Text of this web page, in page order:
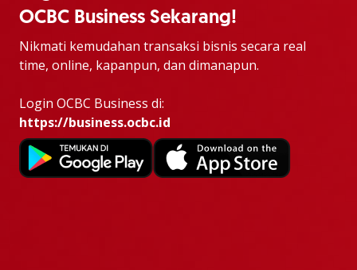
OCBC Business Sekarang!
Nikmati kemudahan transaksi bisnis secara real
time, online, kapanpun, dan dimanapun.
Login OCBC Business di:
https://business.ocbc.id